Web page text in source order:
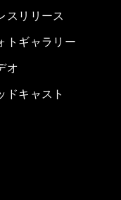
スリリース
トギャラリー
オ
ドキャスト